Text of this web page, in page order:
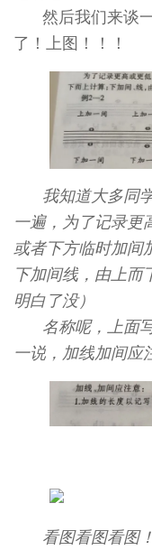
然后我们来谈
了！上图！！！
我知道大多同
一遍，为了记录更
或者下方临时加间
下加间线，由上而
明白了没）
名称呢，上面
一说， 加线加间应
看图看图看图